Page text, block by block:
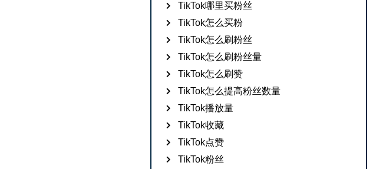
TikTok哪里买粉丝
TikTok怎么买粉
TikTok怎么刷粉丝
TikTok怎么刷粉丝量
TikTok怎么刷赞
TikTok怎么提高粉丝数量
TikTok播放量
TikTok收藏
TikTok点赞
TikTok粉丝